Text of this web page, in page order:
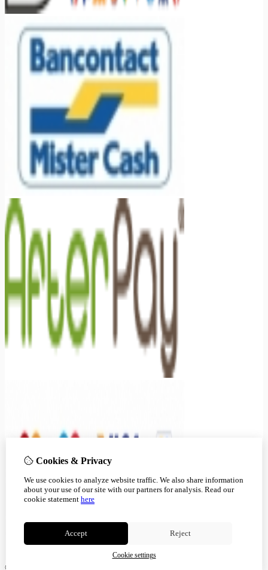
© Copyright 2026 |
Cookies & Privacy
We use cookies to analyze website traffic. We also share information
about your use of our site with our partners for analysis. Read our
cookie statement here
Accept Reject
Cookie settings